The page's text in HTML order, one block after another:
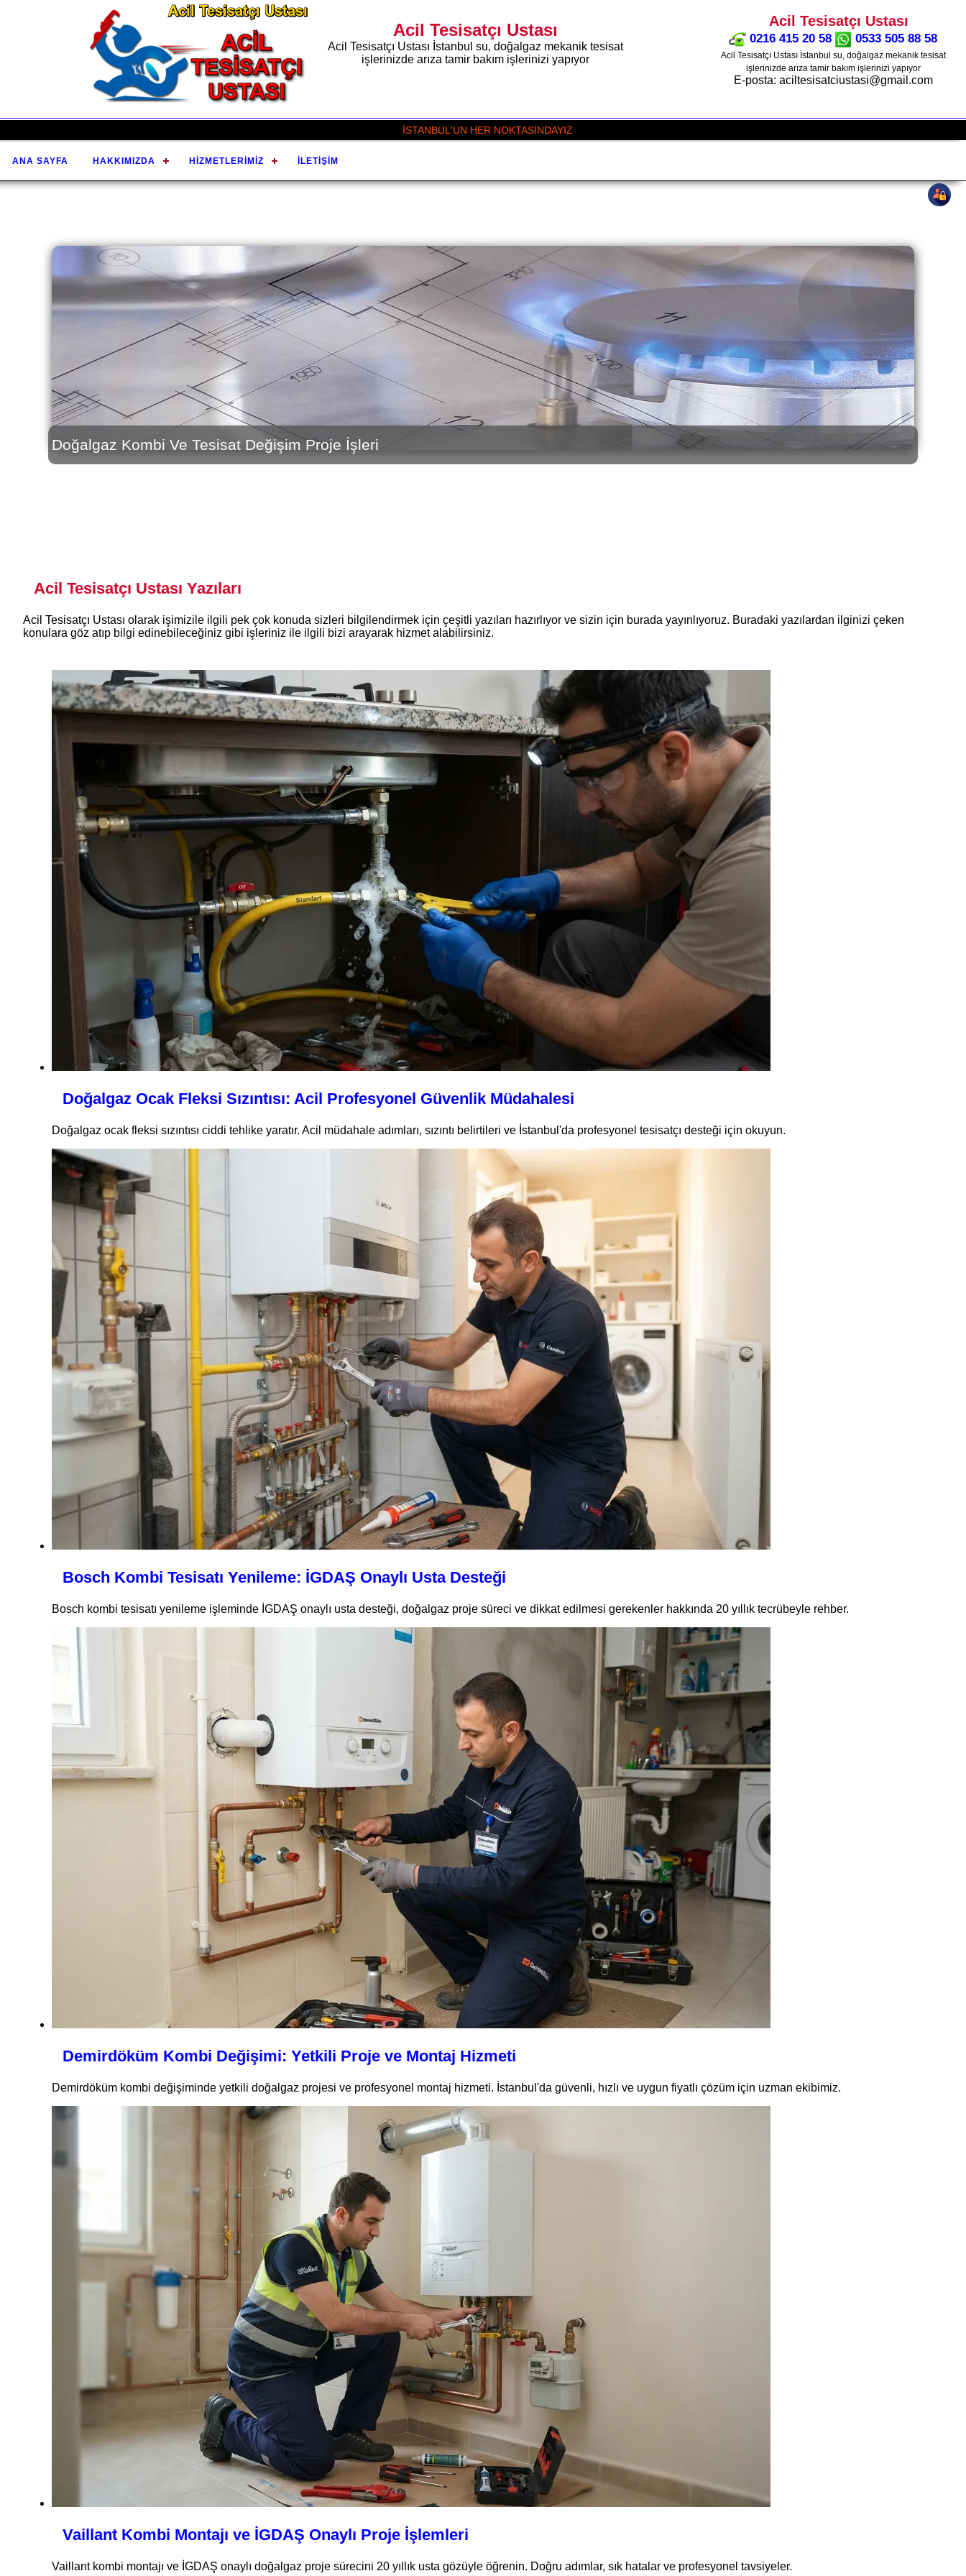
Acil Tesisatçı Ustası
Acil Tesisatçı Ustası İstanbul su, doğalgaz mekanik tesisat
işlerinizde arıza tamir bakım işlerinizi yapıyor
Acil Tesisatçı Ustası
0216 415 20 58 0533 505 88 58
Acil Tesisatçı Ustası İstanbul su, doğalgaz mekanik tesisat
işlerinizde arıza tamir bakım işlerinizi yapıyor
E-posta: aciltesisatciustasi@gmail.com
İSTANBUL'UN HER NOKTASINDAYIZ
ANA SAYFA HAKKIMIZDA HIZMETLERIMIZ İLETIŞIM
Acil Tesisatçı Ustası Yazıları
Acil Tesisatçı Ustası olarak işimizile ilgili pek çok konuda sizleri bilgilendirmek için çeşitli yazıları hazırlıyor ve sizin için burada yayınlıyoruz. Buradaki yazılardan ilginizi çeken
konulara göz atıp bilgi edinebileceğiniz gibi işleriniz ile ilgili bizi arayarak hizmet alabilirsiniz.
Doğalgaz Ocak Fleksi Sızıntısı: Acil Profesyonel Güvenlik Müdahalesi
Doğalgaz ocak fleksi sızıntısı ciddi tehlike yaratır. Acil müdahale adımları, sızıntı belirtileri ve İstanbul'da profesyonel tesisatçı desteği için okuyun.
Bosch Kombi Tesisatı Yenileme: İGDAŞ Onaylı Usta Desteği
Bosch kombi tesisatı yenileme işleminde İGDAŞ onaylı usta desteği, doğalgaz proje süreci ve dikkat edilmesi gerekenler hakkında 20 yıllık tecrübeyle rehber.
Demirdöküm Kombi Değişimi: Yetkili Proje ve Montaj Hizmeti
Demirdöküm kombi değişiminde yetkili doğalgaz projesi ve profesyonel montaj hizmeti. İstanbul'da güvenli, hızlı ve uygun fiyatlı çözüm için uzman ekibimiz.
Vaillant Kombi Montajı ve İGDAŞ Onaylı Proje İşlemleri
Vaillant kombi montajı ve İGDAŞ onaylı doğalgaz proje sürecini 20 yıllık usta gözüyle öğrenin. Doğru adımlar, sık hatalar ve profesyonel tavsiyeler.